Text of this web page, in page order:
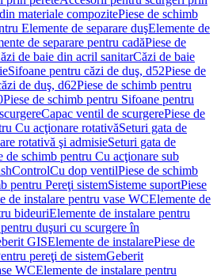
materiale compozitePiese de schimb
Elemente de separare duşElemente de
de separare pentru cadăPiese de
de baie din acril sanitarCăzi de baie
Sifoane pentru căzi de duş, d52Piese de
de duş, d62Piese de schimb pentru
Piese de schimb pentru Sifoane pentru
Capac ventil de scurgerePiese de
Cu acţionare rotativăSeturi gata de
rotativă şi admisieSeturi gata de
de schimb pentru Cu acţionare sub
Cu dop ventilPiese de schimb
pentru Pereţi sistemSisteme suportPiese
de instalare pentru vase WCElemente de
bideuriElemente de instalare pentru
duşuri cu scurgere în
GISElemente de instalarePiese de
pereţi de sistemGeberit
WCElemente de instalare pentru